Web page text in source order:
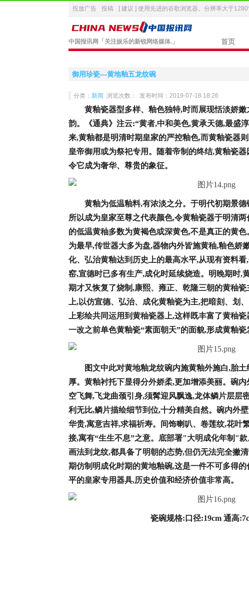
投放广告 投稿 [ 建议 ] 使用先进的谷歌浏览器。分辨率大于
中国报讯网 「关注娱乐的新锐网络媒体.」 首页
御用珍瓷—黄地釉五龙纹碗
分类： 新闻 浏览次数： 发布时间：2019-07-18 18:26
黄釉瓷器型多样、釉色独特,时而展现恬淡娇
韵。《通典》注云:“黄者,中和美色,黄承天德,最盛
来,黄釉都是明清时期皇家的严控釉色,而黄釉瓷器
皇帝御用或为祭祀专用。随着帝制的终结,黄釉瓷
令它成为奢华、尊贵的象征。
黄釉为低温釉料,有浓淡之分。于明代初期景
所以成为皇家至尊之代表颜色,令黄釉瓷器于明清
的低温黄秞多数为黄褐色或深黄色,不是真正的黄
为最早,传世器大多为盘,器物内外皆施黄秞,釉色娇
化、弘治黄釉达到历史上的最高水平,从现有资料
窑,宣德时已多有生产,成化时延续烧造。明晚期时,
期才又恢复了烧制,康熙、雍正、乾隆三朝的黄秞
上,以仿宣德、弘治、成化黄釉瓷为主,把暗刻、划
上彩绘共同运用到黄秞瓷器上,这样既丰富了黄秞
一改之前单色黄釉瓷“素面朝天”的面貌,形成黄釉瓷
图文中此对黄地釉龙纹碗内施黄釉外施白,胎
厚。 黄釉衬托下显得分外娇柔,更加增添美丽。碗
空飞舞,飞龙曲颈引身,须髯迎风飘逸,龙体鳞片层层
利无比,鳞片描绘细节到位,十分精美自然。 碗内外
华贵,寓意吉祥,求福祈寿。间饰喇叭、卷莲纹,花叶
接,寓有“生生不息”之意。底部署"大明成化年制"
画法到龙纹,都具备了明朝的态势,但仍无法完全撇
期仿制明成化时期的黄地釉碗,这是一件不可多得
平的皇家专用器具,历史价值和经济价值非常高。
瓷碗规格:口径:19cm 通高